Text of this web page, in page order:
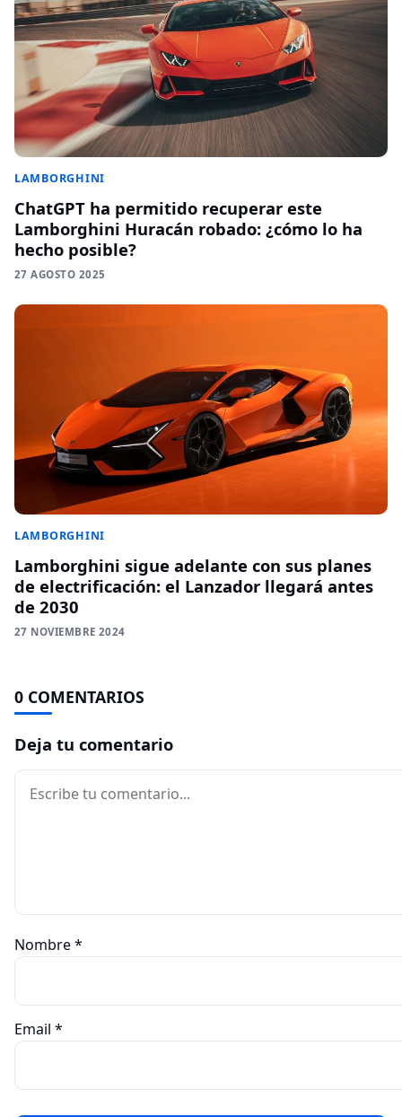
LAMBORGHINI
ChatGPT ha permitido recuperar este
Lamborghini Huracán robado: ¿cómo lo ha
hecho posible?
27 AGOSTO 2025
LAMBORGHINI
Lamborghini sigue adelante con sus planes
de electrificación: el Lanzador llegará antes
de 2030
27 NOVIEMBRE 2024
0 COMENTARIOS
Deja tu comentario
Comentario
Nombre*
Email *